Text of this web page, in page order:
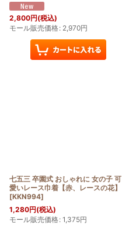
2,800円(税込)
モール販売価格: 2,970円
七五三 卒園式 おしゃれに 女の子 可
愛いレース巾着【赤、レースの花】
[KKN994]
1,280円(税込)
モール販売価格: 1,375円